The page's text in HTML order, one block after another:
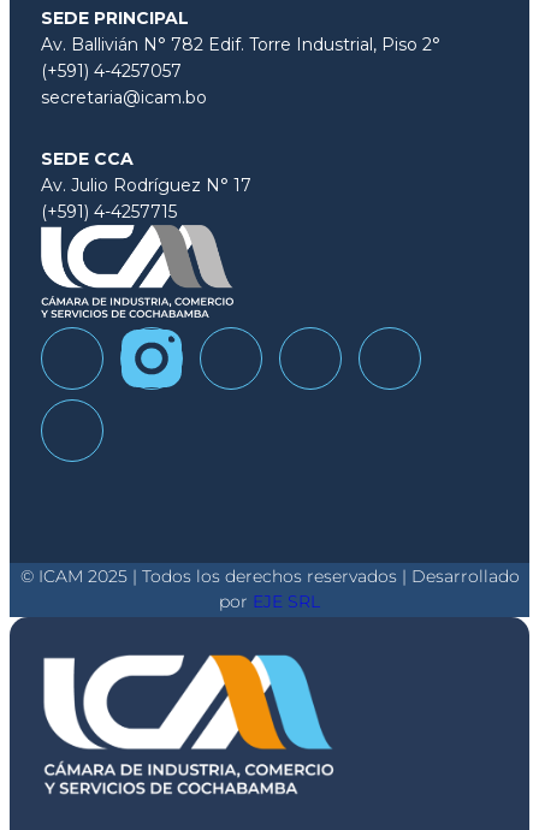
SEDE PRINCIPAL
Av. Ballivián N° 782 Edif. Torre Industrial, Piso 2°
(+591) 4-4257057
secretaria@icam.bo
SEDE CCA
Av. Julio Rodríguez N° 17
(+591) 4-4257715
© ICAM 2025 | Todos los derechos reservados | Desarrollado
por EJE SRL